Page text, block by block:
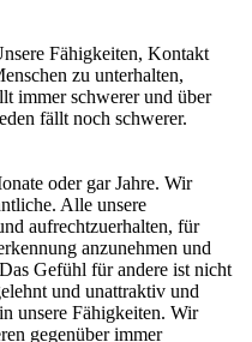
Fähigkeiten, Kontakt
zu unterhalten,
immer schwerer und über
fällt noch schwerer.
oder gar Jahre. Wir
Alle unsere
aufrechtzuerhalten, für
anzunehmen und
Gefühl für andere ist nicht
und unattraktiv und
unsere Fähigkeiten. Wir
gegenüber immer